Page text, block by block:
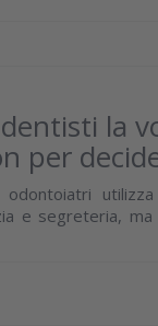
la
per
e segreteria,